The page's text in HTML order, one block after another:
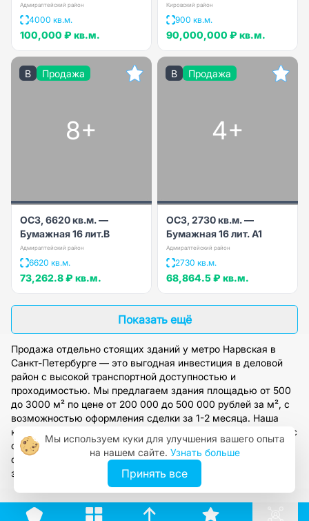
Адмиралтейский район
4000 кв.м.
100,000 ₽ кв.м.
Кировский район
900 кв.м.
90,000,000 ₽ кв.м.
B Продажа
8+
ОСЗ, 6620 кв.м. —
Бумажная 16 лит.В
Адмиралтейский район
6620 кв.м.
73,262.8 ₽ кв.м.
B Продажа
4+
ОСЗ, 2730 кв.м. —
Бумажная 16 лит. А1
Адмиралтейский район
2730 кв.м.
68,864.5 ₽ кв.м.
Показать ещё
Продажа отдельно стоящих зданий у метро Нарвская в
Санкт-Петербурге — это выгодная инвестиция в деловой
район с высокой транспортной доступностью и
проходимостью. Мы предлагаем здания площадью от 500
до 3000 м² по цене от 200 000 до 500 000 рублей за м², с
возможностью оформления сделки за 1-2 месяца. Наша
компания работает с 2009 года и сотрудничает напрямую с
собственниками, обеспечивая полное юридическое
сопровождение. Оставьте заявку на сайте, и наши
эксперты подберут оптимальный вариант под ваши задачи.
Мы используем куки для улучшения вашего опыта
на нашем сайте. Узнать больше
Принять все